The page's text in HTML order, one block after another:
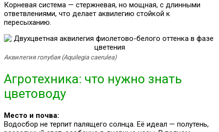
Корневая система — стержневая, но мощная, с длинными
ответвлениями, что делает аквилегию стойкой к
пересыханию.
Аквилегия голубая (Aquilegia caerulea)
Агротехника: что нужно знать
цветоводу
Место и почва:
Водосбор не терпит палящего солнца. Её идеал — полутень,